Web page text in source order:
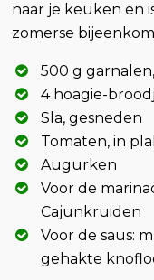
naar je keuken en
zomerse
500 g
4 hoagie-
Sla, gesneden
Tomaten, in
Augurken
Voor de
Cajunkruiden
Voor de saus:
gehakte